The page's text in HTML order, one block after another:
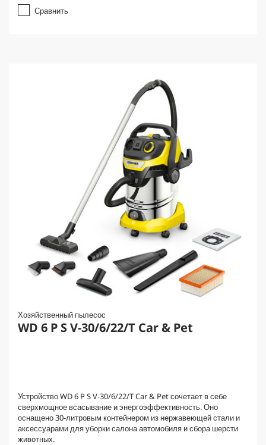
Сравнить
Хозяйственный пылесос
WD 6 P S V-30/6/22/T Car & Pet
Устройство WD 6 P S V-30/6/22/T Car & Pet сочетает в себе
сверхмощное всасывание и энергоэффективность. Оно
оснащено 30-литровым контейнером из нержавеющей стали и
аксессуарами для уборки салона автомобиля и сбора шерсти
животных.